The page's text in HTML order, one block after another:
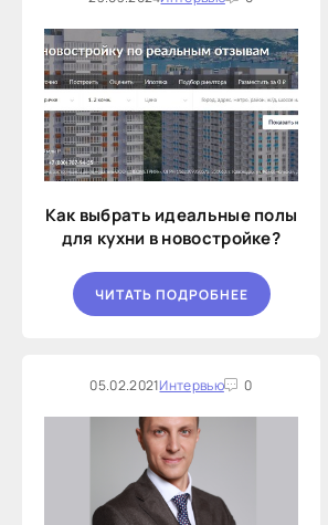
Как выбрать идеальные полы
для кухни в новостройке?
ЧИТАТЬ ПОДРОБНЕЕ
05.02.2021Интервью 0